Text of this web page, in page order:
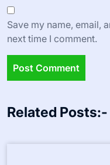
Email*
Website